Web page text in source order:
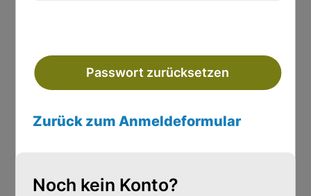
Infoveranstaltungen in Ihrer Region
stattfinden.
www.parentsonboard.de und bringen
Zurück zum Anmeldeformular
Noch kein Konto?